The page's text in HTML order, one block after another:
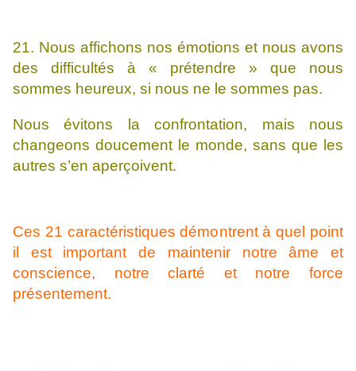
21. Nous affichons nos émotions et nous avons
des difficultés à « prétendre » que nous
sommes heureux, si nous ne le sommes pas.
Nous évitons la confrontation, mais nous
changeons doucement le monde, sans que les
autres s’en aperçoivent.
Ces 21 caractéristiques démontrent à quel point
il est important de maintenir notre âme et
conscience, notre clarté et notre force
présentement.